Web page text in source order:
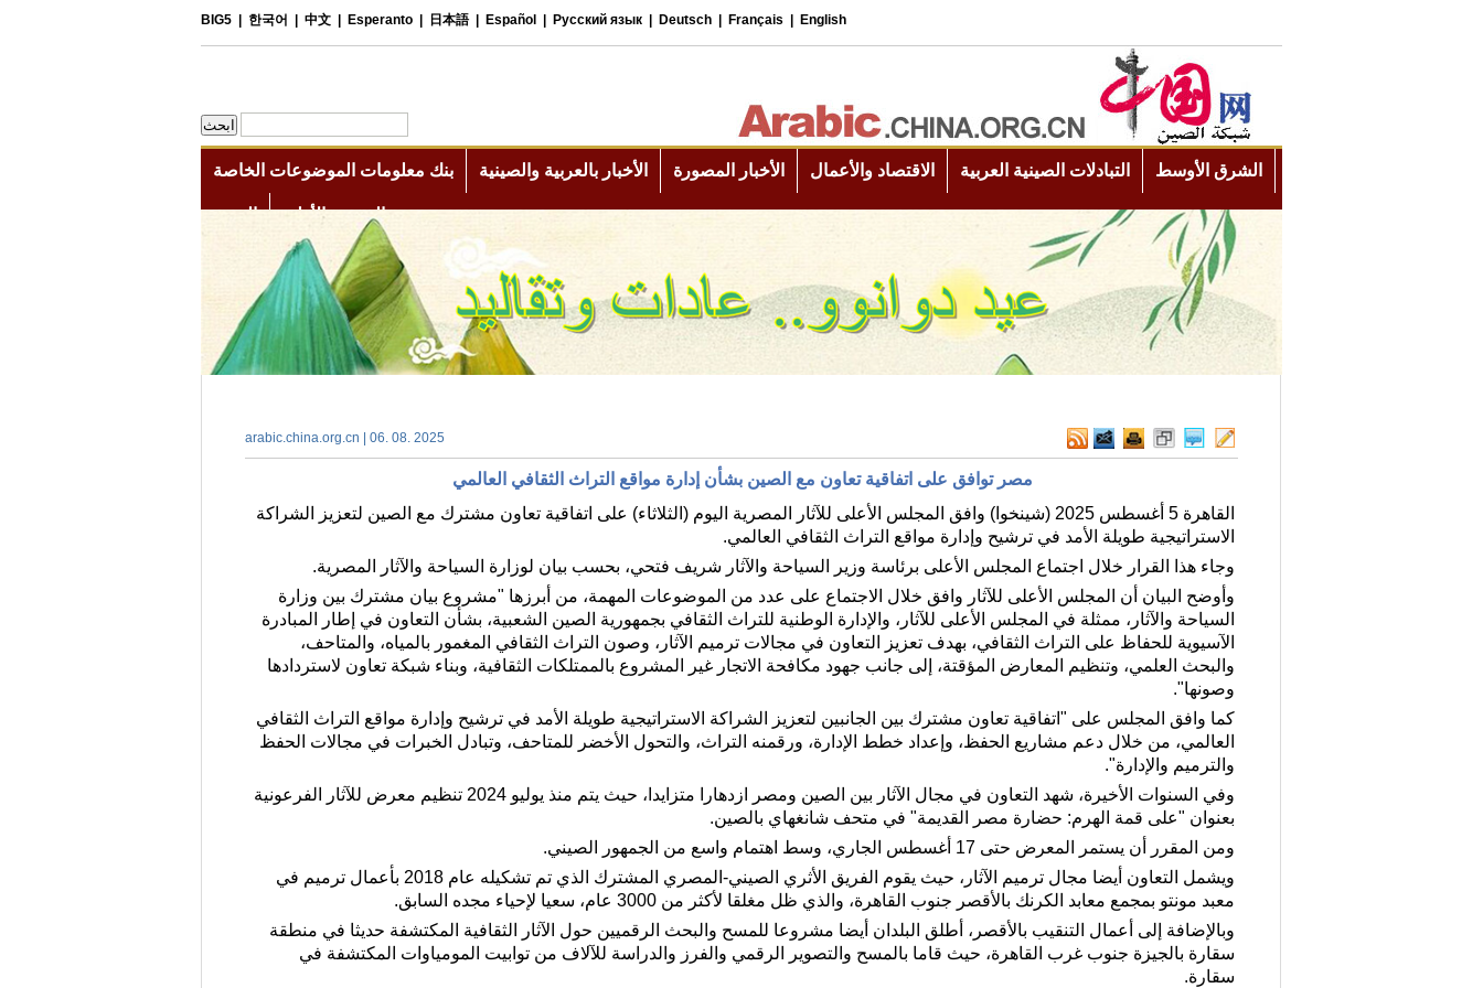
arabic.china.org.cn | 06. 08. 2025
مصر توافق على اتفاقية تعاون مع الصين بشأن إدارة مواقع التراث الثقافي العالمي
القاهرة 5 أغسطس 2025 (شينخوا) وافق المجلس الأعلى للآثار المصرية اليوم (الثلاثاء) على اتفاقية تعاون مشترك مع الصين لتعزيز الشراكة
الاستراتيجية طويلة الأمد في ترشيح وإدارة مواقع التراث الثقافي العالمي.
وجاء هذا القرار خلال اجتماع المجلس الأعلى برئاسة وزير السياحة والآثار شريف فتحي، بحسب بيان لوزارة السياحة والآثار المصرية.
وأوضح البيان أن المجلس الأعلى للآثار وافق خلال الاجتماع على عدد من الموضوعات المهمة، من أبرزها "مشروع بيان مشترك بين وزارة
السياحة والآثار، ممثلة في المجلس الأعلى للآثار، والإدارة الوطنية للتراث الثقافي بجمهورية الصين الشعبية، بشأن التعاون في إطار المبادرة
الآسيوية للحفاظ على التراث الثقافي، بهدف تعزيز التعاون في مجالات ترميم الآثار، وصون التراث الثقافي المغمور بالمياه، والمتاحف،
والبحث العلمي، وتنظيم المعارض المؤقتة، إلى جانب جهود مكافحة الاتجار غير المشروع بالممتلكات الثقافية، وبناء شبكة تعاون لاستردادها
وصونها".
كما وافق المجلس على "اتفاقية تعاون مشترك بين الجانبين لتعزيز الشراكة الاستراتيجية طويلة الأمد في ترشيح وإدارة مواقع التراث الثقافي
العالمي، من خلال دعم مشاريع الحفظ، وإعداد خطط الإدارة، ورقمنه التراث، والتحول الأخضر للمتاحف، وتبادل الخبرات في مجالات الحفظ
والترميم والإدارة".
وفي السنوات الأخيرة، شهد التعاون في مجال الآثار بين الصين ومصر ازدهارا متزايدا، حيث يتم منذ يوليو 2024 تنظيم معرض للآثار الفرعونية
بعنوان "على قمة الهرم: حضارة مصر القديمة" في متحف شانغهاي بالصين.
ومن المقرر أن يستمر المعرض حتى 17 أغسطس الجاري، وسط اهتمام واسع من الجمهور الصيني.
ويشمل التعاون أيضا مجال ترميم الآثار، حيث يقوم الفريق الأثري الصيني-المصري المشترك الذي تم تشكيله عام 2018 بأعمال ترميم في
معبد مونتو بمجمع معابد الكرنك بالأقصر جنوب القاهرة، والذي ظل مغلقا لأكثر من 3000 عام، سعيا لإحياء مجده السابق.
وبالإضافة إلى أعمال التنقيب بالأقصر، أطلق البلدان أيضا مشروعا للمسح والبحث الرقميين حول الآثار الثقافية المكتشفة حديثا في منطقة
سقارة بالجيزة جنوب غرب القاهرة، حيث قاما بالمسح والتصوير الرقمي والفرز والدراسة للآلاف من توابيت المومياوات المكتشفة في
سقارة.